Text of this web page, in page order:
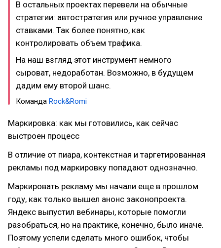
В остальных проектах перевели на обычные
стратегии: автостратегия или ручное управление
ставками. Так более понятно, как
контролировать объем трафика.
На наш взгляд этот инструмент немного
сыроват, недоработан. Возможно, в будущем
дадим ему второй шанс.
Команда Rock&Romi
Маркировка: как мы готовились, как сейчас
выстроен процесс
В отличие от пиара, контекстная и таргетированная
рекламы под маркировку попадают однозначно.
Маркировать рекламу мы начали еще в прошлом
году, как только вышел анонс законопроекта.
Яндекс выпустил вебинары, которые помогли
разобраться, но на практике, конечно, было иначе.
Поэтому успели сделать много ошибок, чтобы